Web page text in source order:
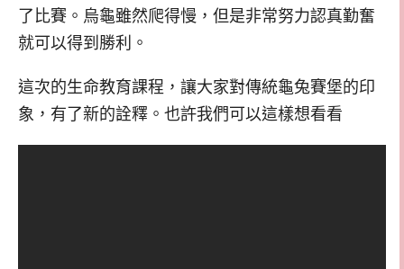
了比賽。烏龜雖然爬得慢，但是非常努力認真勤奮
就可以得到勝利。
這次的生命教育課程，讓大家對傳統龜兔賽堡的印
象，有了新的詮釋。也許我們可以這樣想看看